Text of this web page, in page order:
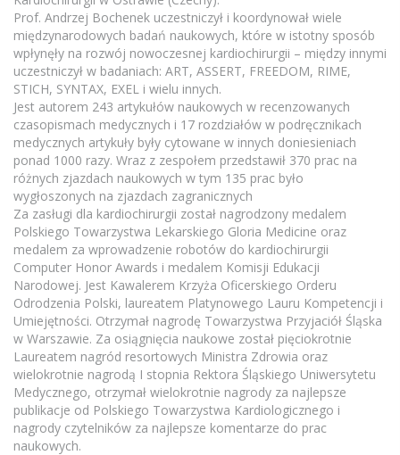
Prof. Andrzej Bochenek uczestniczył i koordynował wiele
międzynarodowych badań naukowych, które w istotny sposób
wpłynęły na rozwój nowoczesnej kardiochirurgii – między innymi
uczestniczył w badaniach: ART, ASSERT, FREEDOM, RIME,
STICH, SYNTAX, EXEL i wielu innych.
Jest autorem 243 artykułów naukowych w recenzowanych
czasopismach medycznych i 17 rozdziałów w podręcznikach
medycznych artykuły były cytowane w innych doniesieniach
ponad 1000 razy. Wraz z zespołem przedstawił 370 prac na
różnych zjazdach naukowych w tym 135 prac było
wygłoszonych na zjazdach zagranicznych
Za zasługi dla kardiochirurgii został nagrodzony medalem
Polskiego Towarzystwa Lekarskiego Gloria Medicine oraz
medalem za wprowadzenie robotów do kardiochirurgii
Computer Honor Awards i medalem Komisji Edukacji
Narodowej. Jest Kawalerem Krzyża Oficerskiego Orderu
Odrodzenia Polski, laureatem Platynowego Lauru Kompetencji i
Umiejętności. Otrzymał nagrodę Towarzystwa Przyjaciół Śląska
w Warszawie. Za osiągnięcia naukowe został pięciokrotnie
Laureatem nagród resortowych Ministra Zdrowia oraz
wielokrotnie nagrodą I stopnia Rektora Śląskiego Uniwersytetu
Medycznego, otrzymał wielokrotnie nagrody za najlepsze
publikacje od Polskiego Towarzystwa Kardiologicznego i
nagrody czytelników za najlepsze komentarze do prac
naukowych.